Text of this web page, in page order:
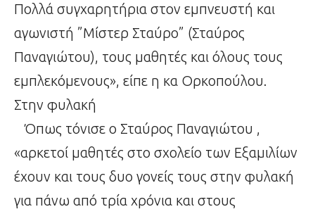
Πολλά συγχαρητήρια στον εμπνευστή και
αγωνιστή ”Μίστερ Σταύρο” (Σταύρος
Παναγιώτου), τους μαθητές και όλους τους
εμπλεκόμενους», είπε η κα Ορκοπούλου.
Στην φυλακή
Όπως τόνισε ο Σταύρος Παναγιώτου ,
«αρκετοί μαθητές στο σχολείο των Εξαμιλίων
έχουν και τους δυο γονείς τους στην φυλακή
για πάνω από τρία χρόνια και στους